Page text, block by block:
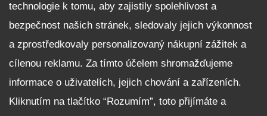
Fleet program Škoda
Nabídka zaměstnání
Facebook
Reklamační řád
Zásady zpracování osobních údajů pro zákazníky
Upozornění pro věřitele a společníky na jejich práva
technologie k tomu, aby zajistily spolehlivost a
bezpečnost našich stránek, sledovaly jejich výkonnost
a zprostředkovaly personalizovaný nákupní zážitek a
cílenou reklamu. Za tímto účelem shromažďujeme
informace o uživatelích, jejich chování a zařízeních.
Kliknutím na tlačítko “Rozumím”, toto přijímáte a